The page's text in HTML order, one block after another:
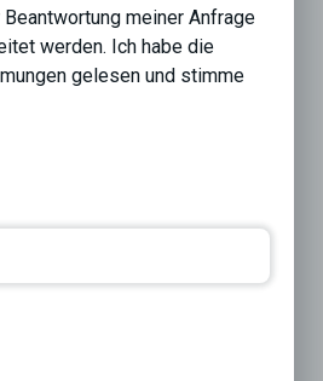
meiner Anfrage
werden. Ich habe die
gelesen und stimme